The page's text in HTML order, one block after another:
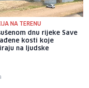
NA TERENU
dnu rijeke Save
kosti koje
na ljudske